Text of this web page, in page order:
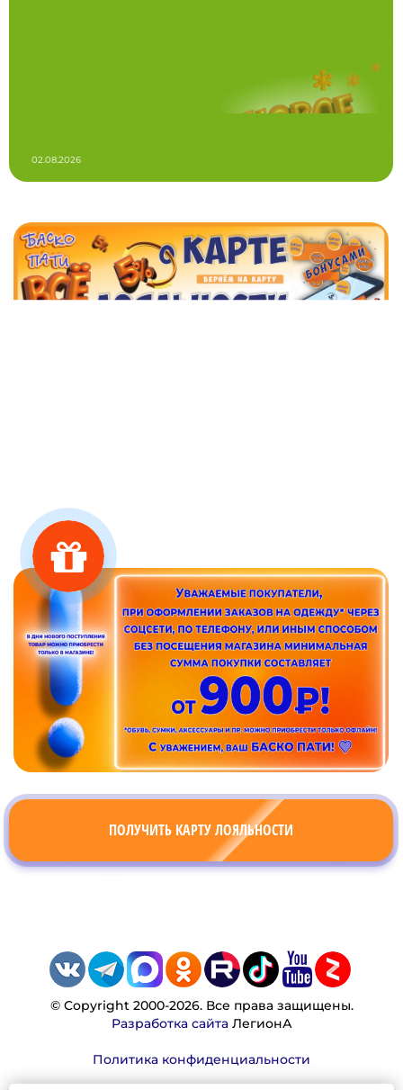
02.08.2026
ПОЛУЧИТЬ КАРТУ ЛОЯЛЬНОСТИ
© Copyright 2000-2026. Все права защищены.
Разработка сайтаЛегионА
Политика конфиденциальности